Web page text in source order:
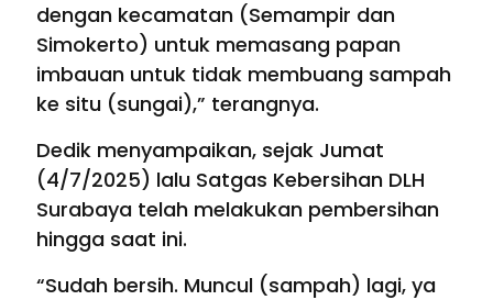
dengan kecamatan (Semampir dan
Simokerto) untuk memasang papan
imbauan untuk tidak membuang sampah
ke situ (sungai),” terangnya.
Dedik menyampaikan, sejak Jumat
(4/7/2025) lalu Satgas Kebersihan DLH
Surabaya telah melakukan pembersihan
hingga saat ini.
“Sudah bersih. Muncul (sampah) lagi, ya